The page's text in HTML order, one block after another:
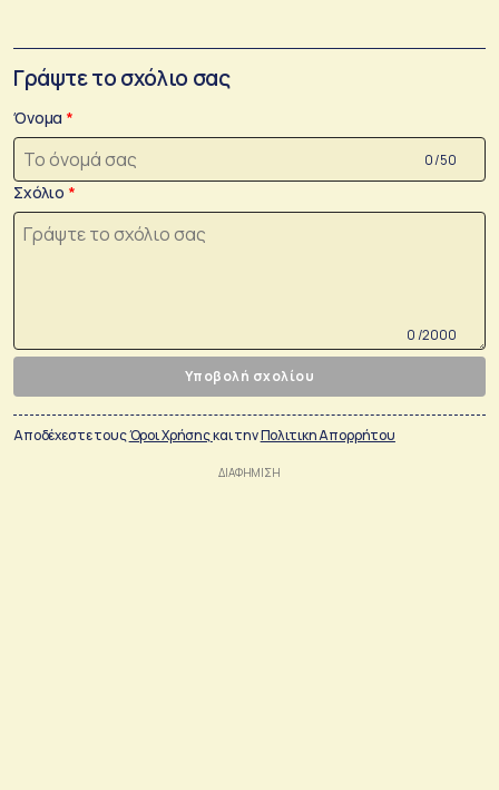
Γράψτε το σχόλιο σας
Όνομα
0 /50
Σχόλιο
0 /2000
Υποβολή σχολίου
Αποδέχεστε τουςΌροι Χρήσηςκαι τηνΠολιτικη Απορρήτου